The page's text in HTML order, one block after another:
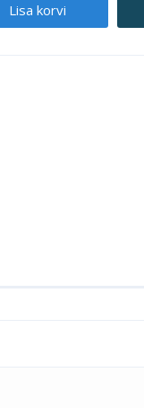
Lisa korvi